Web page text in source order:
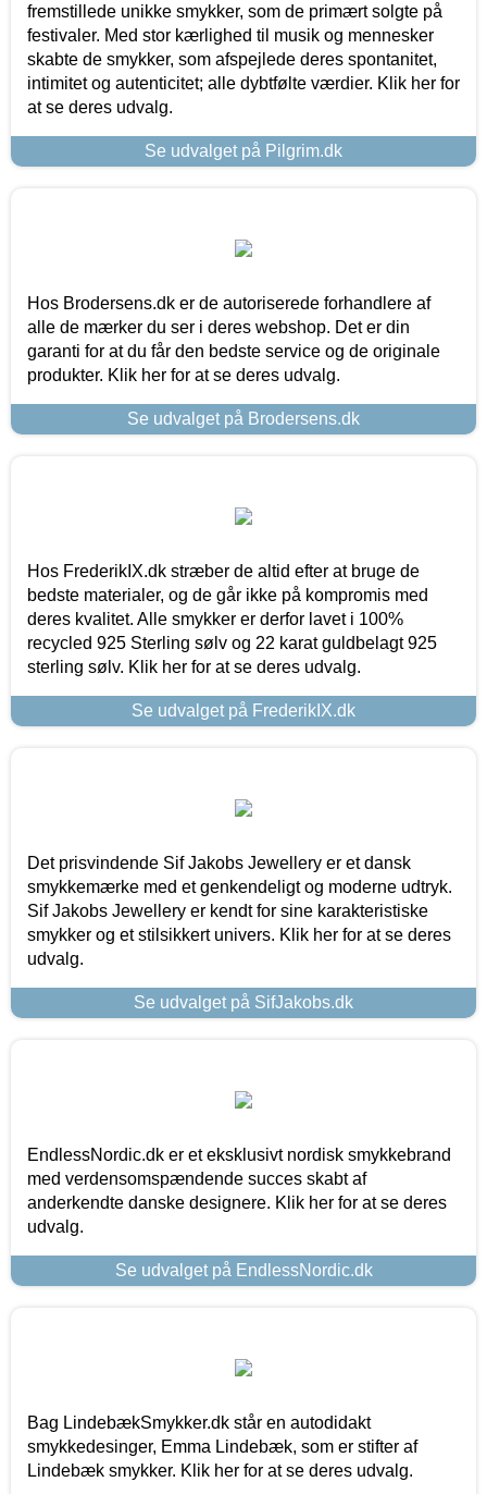
fremstillede unikke smykker, som de primært solgte på
festivaler. Med stor kærlighed til musik og mennesker
skabte de smykker, som afspejlede deres spontanitet,
intimitet og autenticitet; alle dybtfølte værdier. Klik her for
at se deres udvalg.
Se udvalget på Pilgrim.dk
Hos Brodersens.dk er de autoriserede forhandlere af
alle de mærker du ser i deres webshop. Det er din
garanti for at du får den bedste service og de originale
produkter. Klik her for at se deres udvalg.
Se udvalget på Brodersens.dk
Hos FrederikIX.dk stræber de altid efter at bruge de
bedste materialer, og de går ikke på kompromis med
deres kvalitet. Alle smykker er derfor lavet i 100%
recycled 925 Sterling sølv og 22 karat guldbelagt 925
sterling sølv. Klik her for at se deres udvalg.
Se udvalget på FrederikIX.dk
Det prisvindende Sif Jakobs Jewellery er et dansk
smykkemærke med et genkendeligt og moderne udtryk.
Sif Jakobs Jewellery er kendt for sine karakteristiske
smykker og et stilsikkert univers. Klik her for at se deres
udvalg.
Se udvalget på SifJakobs.dk
EndlessNordic.dk er et eksklusivt nordisk smykkebrand
med verdensomspændende succes skabt af
anderkendte danske designere. Klik her for at se deres
udvalg.
Se udvalget på EndlessNordic.dk
Bag LindebækSmykker.dk står en autodidakt
smykkedesinger, Emma Lindebæk, som er stifter af
Lindebæk smykker. Klik her for at se deres udvalg.